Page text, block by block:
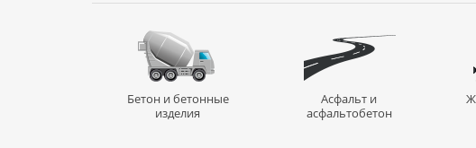
Бетон и бетонные
изделия
Асфальт и
асфальтобетон